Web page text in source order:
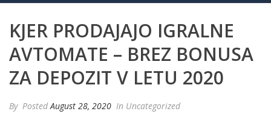
KJER PRODAJAJO IGRALNE
AVTOMATE – BREZ BONUSA
ZA DEPOZIT V LETU 2020
By PostedAugust 28, 2020 In Uncategorized